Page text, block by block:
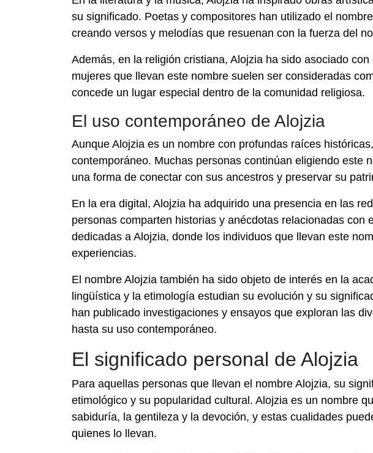
su significado. Poetas y compositores han utilizado el
creando versos y melodías que resuenan con la fuerza del
Además, en la religión cristiana, Alojzia ha sido asociado
mujeres que llevan este nombre suelen ser consideradas
concede un lugar especial dentro de la comunidad religiosa.
El uso contemporáneo de Alojzia
Aunque Alojzia es un nombre con profundas raíces
contemporáneo. Muchas personas continúan eligiendo este
una forma de conectar con sus ancestros y preservar su
En la era digital, Alojzia ha adquirido una presencia en las
personas comparten historias y anécdotas relacionadas con
dedicadas a Alojzia, donde los individuos que llevan este
experiencias.
El nombre Alojzia también ha sido objeto de interés en la
lingüística y la etimología estudian su evolución y su
han publicado investigaciones y ensayos que exploran las
hasta su uso contemporáneo.
El significado personal de Alojzia
Para aquellas personas que llevan el nombre Alojzia, su
etimológico y su popularidad cultural. Alojzia es un nombre
sabiduría, la gentileza y la devoción, y estas cualidades
quienes lo llevan.